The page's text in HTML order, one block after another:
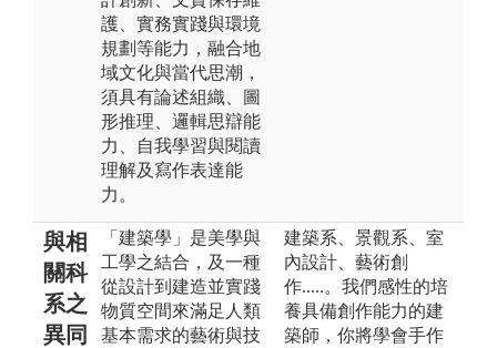
護、實務實踐與環境
規劃等能力，融合地
域文化與當代思潮，
須具有論述組織、圖
形推理、邏輯思辯能
力、自我學習與閱讀
理解及寫作表達能
力。
與相
關科
系之
異同
「建築學」是美學與
工學之結合，及一種
從設計到建造並實踐
物質空間來滿足人類
基本需求的藝術與技
建築系、景觀系、室
內設計、藝術創
作.....。我們感性的培
養具備創作能力的建
築師，你將學會手作